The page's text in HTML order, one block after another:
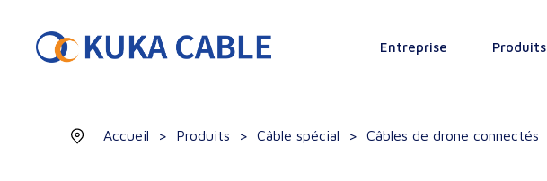
Entreprise Produits
Accueil > Produits > Câble spécial > Câbles de drone connectés